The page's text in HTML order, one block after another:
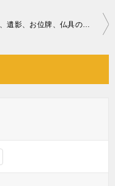
仏壇、遺影、お位牌、仏具の回収・処分ご依頼 お客様の声